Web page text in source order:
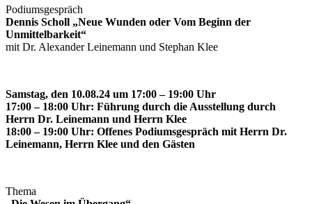
Podiumsgespräch
Dennis Scholl „Neue Wunden oder Vom Beginn der
Unmittelbarkeit“
mit Dr. Alexander Leinemann und Stephan Klee
Samstag, den 10.08.24 um 17:00 – 19:00 Uhr
17:00 – 18:00 Uhr: Führung durch die Ausstellung durch
Herrn Dr. Leinemann und Herrn Klee
18:00 – 19:00 Uhr: Offenes Podiumsgespräch mit Herrn Dr.
Leinemann, Herrn Klee und den Gästen
Thema